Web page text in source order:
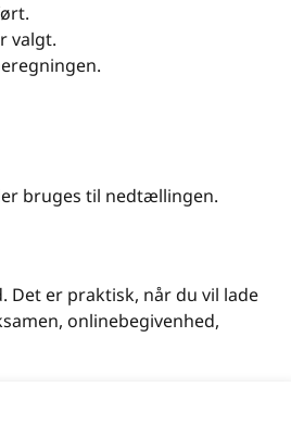
valgt.
bruges til nedtællingen.
er praktisk, når du vil lade
onlinebegivenhed,